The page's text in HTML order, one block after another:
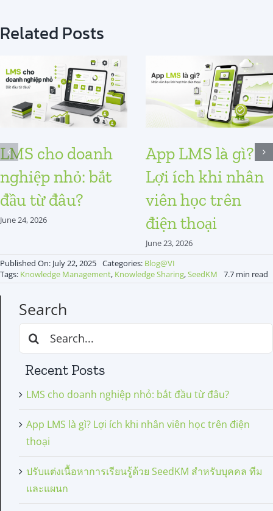
Related Posts
LMS cho doanh
nghiệp nhỏ: bắt
đầu từ đâu?
June 24, 2026
App LMS là gì?
Lợi ích khi nhân
viên học trên
điện thoại
June 23, 2026
Published On: July 22, 2025 Categories: Blog@VI
Tags: Knowledge Management, Knowledge Sharing,SeedKM 7.7 min read
Search
Search
for:
Recent Posts
LMS cho doanh nghiệp nhỏ: bắt đầu từ đâu?
App LMS là gì? Lợi ích khi nhân viên học trên điện
thoại
ปรับแต่งเนื้อหาการเรียนรู้ด้วย SeedKM สำหรับบุคคล ทีม
และแผนก